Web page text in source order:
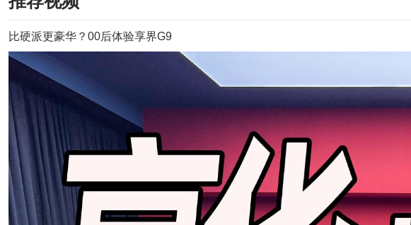
比硬派更豪华？00后体验享界G9